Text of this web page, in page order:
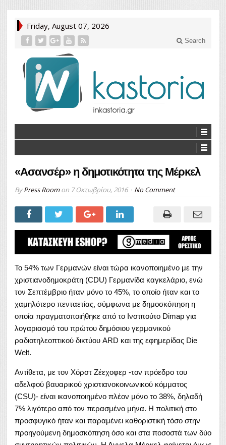
Friday, August 07, 2026
Search
«Ασανσέρ» η δημοτικότητα της Μέρκελ
ByPress Roomon 7 Οκτωβρίου, 2016 No Comment
Το 54% των Γερμανών είναι τώρα ικανοποιημένο με την
χριστιανοδημοκράτη (CDU) Γερμανίδα καγκελάριο, ενώ
τον Σεπτέμβριο ήταν μόνο το 45%, το οποίο ήταν και το
χαμηλότερο πενταετίας, σύμφωνα με δημοσκόπηση η
οποία πραγματοποιήθηκε από το Ινστιτούτο Dimap για
λογαριασμό του πρώτου δημόσιου γερμανικού
ραδιοτηλεοπτικού δικτύου ARD και της εφημερίδας Die
Welt.
Αντίθετα, με τον Χόρστ Ζέεχοφερ -τον πρόεδρο του
αδελφού βαυαρικού χριστιανοκοινωνικού κόμματος
(CSU)- είναι ικανοποιημένο πλέον μόνο το 38%, δηλαδή
7% λιγότερο από τον περασμένο μήνα. Η πολιτική στο
προσφυγικό ήταν και παραμένει καθοριστική τόσο στην
προηγούμενη δημοσκόπηση όσο και στα ποσοστά των δύο